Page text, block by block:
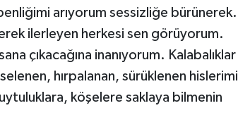
arıyorum sessizliğe bürünerek.
ilerleyen herkesi sen görüyorum.
çıkacağına inanıyorum. Kalabalıklar
hırpalanan, sürüklenen hislerimi
köşelere saklaya bilmenin